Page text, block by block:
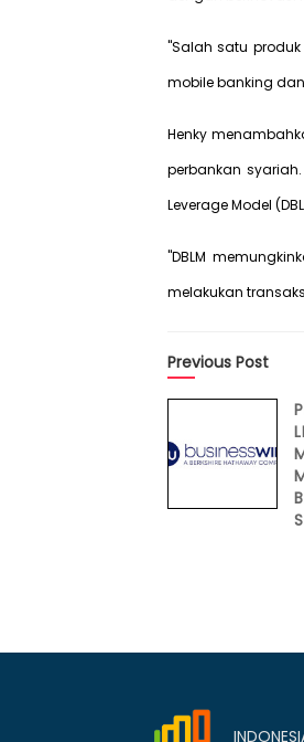
"Salah satu
mobile banking
Henky
perbankan
Leverage Model
"DBLM
melakukan
Previous Post